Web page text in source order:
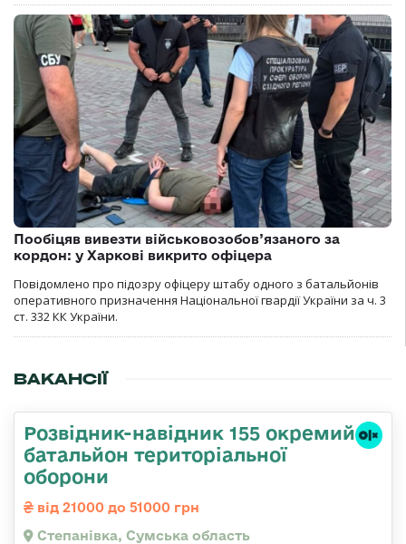
Пообіцяв вивезти військовозобов’язаного за
кордон: у Харкові викрито офіцера
Повідомлено про підозру офіцеру штабу одного з батальйонів
оперативного призначення Національної гвардії України за ч. 3
ст. 332 КК України.
ВАКАНСІЇ
Розвідник-навідник 155 окремий
батальйон територіальної
оборони
від 21000 до 51000 грн
Степанівка, Сумська область